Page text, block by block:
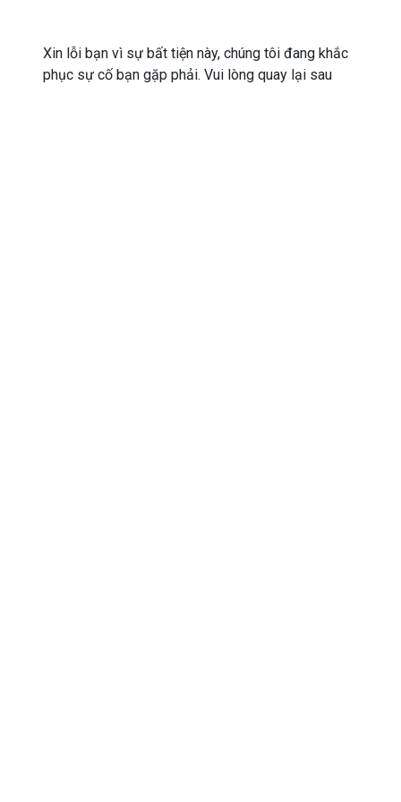
Xin lỗi bạn vì sự bất tiện này, chúng tôi đang khắc
phục sự cố bạn gặp phải. Vui lòng quay lại sau